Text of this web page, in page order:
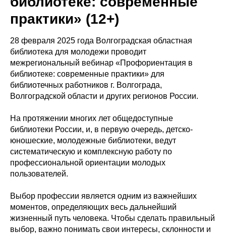
практики» (12+)
28 февраля 2025 года Волгоградская областная
библиотека для молодежи проводит
межрегиональный вебинар «Профориентация в
библиотеке: современные практики» для
библиотечных работников г. Волгограда,
Волгоградской области и других регионов России.
На протяжении многих лет общедоступные
библиотеки России, и, в первую очередь, детско-
юношеские, молодежные библиотеки, ведут
систематическую и комплексную работу по
профессиональной ориентации молодых
пользователей.
Выбор профессии является одним из важнейших
моментов, определяющих весь дальнейший
жизненный путь человека. Чтобы сделать правильный
выбор, важно понимать свои интересы, склонности и